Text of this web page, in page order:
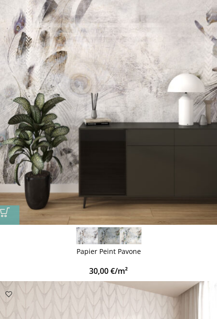
Papier Peint Pavone
30,00€/m²